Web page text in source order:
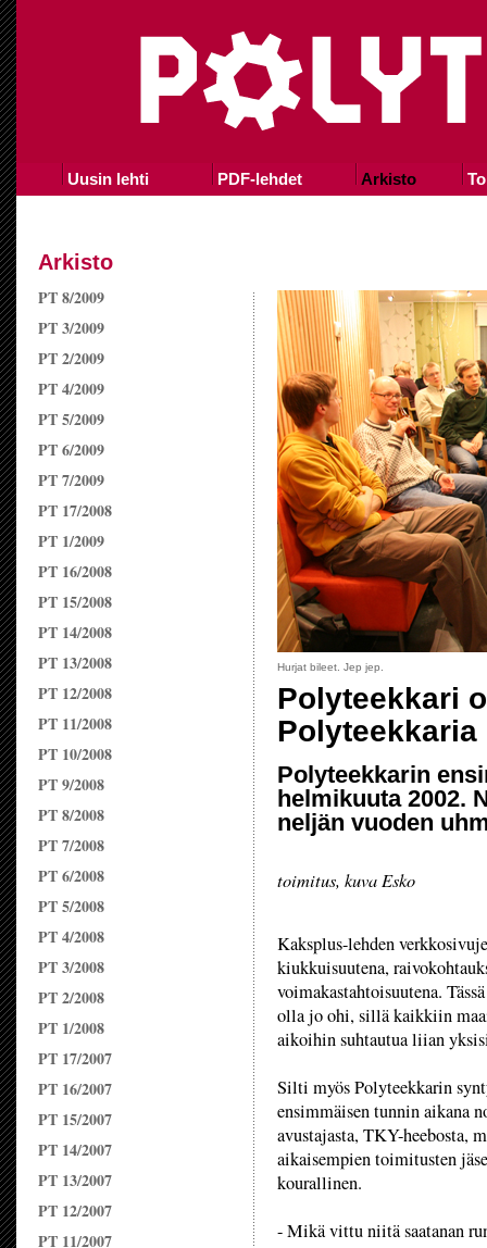
Uusin lehti PDF-lehdet Arkisto
Arkisto
PT 8/2009
PT 3/2009
PT 2/2009
PT 4/2009
PT 5/2009
PT 6/2009
PT 7/2009
PT 17/2008
PT 1/2009
PT 16/2008
PT 15/2008
PT 14/2008
PT 13/2008
PT 12/2008
PT 11/2008
PT 10/2008
PT 9/2008
PT 8/2008
PT 7/2008
PT 6/2008
PT 5/2008
PT 4/2008
PT 3/2008
PT 2/2008
PT 1/2008
PT 17/2007
PT 16/2007
PT 15/2007
PT 14/2007
PT 13/2007
PT 12/2007
PT 11/2007
Hurjat bileet. Jep jep.
Polyteekkari
Polyteekkaria
Polyteekkarin
helmikuuta 2002.
neljän vuoden
toimitus, kuva Esko
Kaksplus-lehden
kiukkuisuutena,
voimakastahtoisuutena.
olla jo ohi, sillä kaikkiin
aikoihin suhtautua liian
Silti myös Polyteekkarin
ensimmäisen tunnin aikana
avustajasta, TKY-heebosta,
aikaisempien toimitusten
kourallinen.
- Mikä vittu niitä saatanan